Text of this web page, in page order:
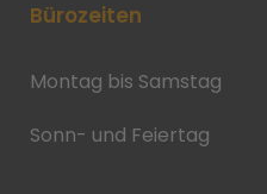
Bürozeiten
Montag bis Samstag
Sonn- und Feiertag